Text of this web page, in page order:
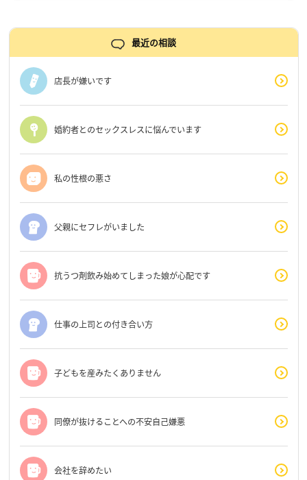
最近の相談
店長が嫌いです
婚約者とのセックスレスに悩んでいます
私の性根の悪さ
父親にセフレがいました
抗うつ剤飲み始めてしまった娘が心配です
仕事の上司との付き合い方
子どもを産みたくありません
同僚が抜けることへの不安自己嫌悪
会社を辞めたい